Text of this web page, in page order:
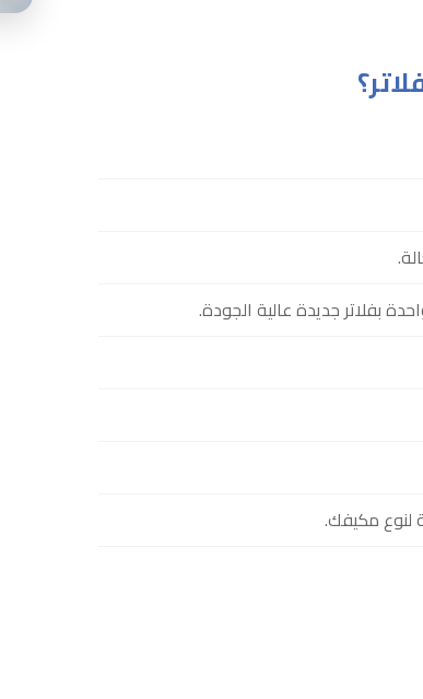
بفلاتر جديدة عالية الجودة.
لنوع مكيفك.